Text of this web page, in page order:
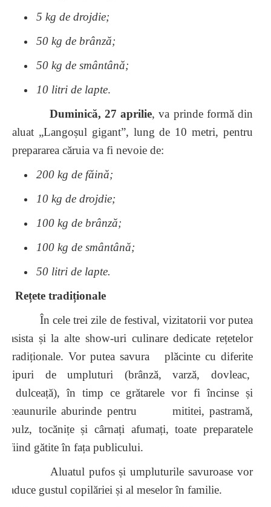
5 kg de drojdie;
50 kg de brânză;
50 kg de smântână;
10 litri de lapte.
Duminică, 27 aprilie, va prinde formă din
aluat „Langoșul gigant”, lung de 10 metri, pentru
prepararea căruia va fi nevoie de:
200 kg de făină;
10 kg de drojdie;
100 kg de brânză;
100 kg de smântână;
50 litri de lapte.
Rețete tradiționale
În cele trei zile de festival, vizitatorii vor putea
asista și la alte show-uri culinare dedicate rețetelor
tradiționale. Vor putea savura plăcinte cu diferite
tipuri de umpluturi (brânză, varză, dovleac,
dulceață), în timp ce grătarele vor fi încinse și
ceaunurile aburinde pentru mititei, pastramă,
bulz, tocănițe și cârnați afumați, toate preparatele
fiind gătite în fața publicului.
Aluatul pufos și umpluturile savuroase vor
aduce gustul copilăriei și al meselor în familie.